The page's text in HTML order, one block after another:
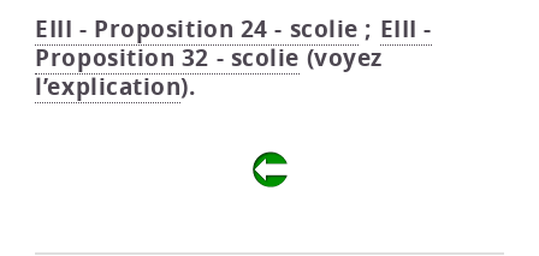
EIII - Proposition 24 - scolie ; EIII -
Proposition 32 - scolie (voyez
l’explication).